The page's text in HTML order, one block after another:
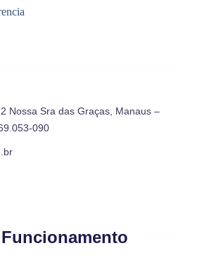
Nossa Sra das Graças, Manaus –
090